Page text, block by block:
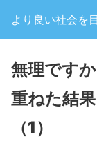
より良い社会を
無理です
重ねた結
（1）